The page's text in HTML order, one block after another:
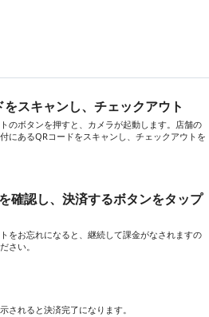
をスキャンし、チェックアウト
のボタンを押すと、カメラが起動します。店舗の
にあるQRコードをスキャンし、チェックアウトを
確認し、決済するボタンをタップ
をお忘れになると、継続して課金がなされますの
さい。
されると決済完了になります。